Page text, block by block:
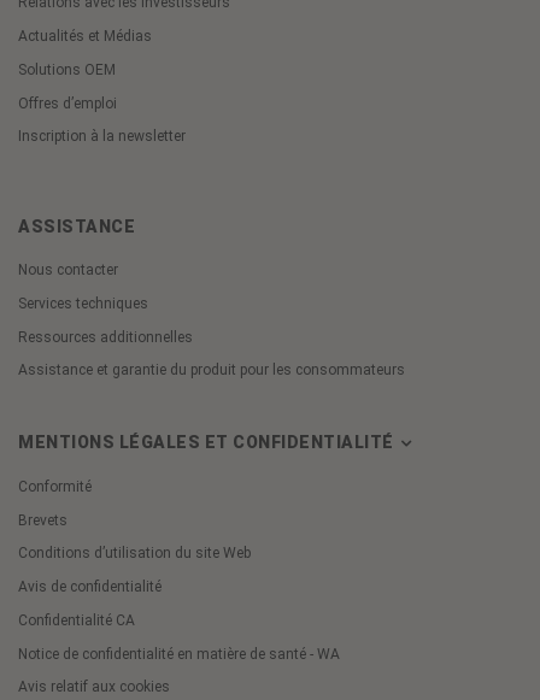
Actualités et Médias
Solutions OEM
Offres d’emploi
Inscription à la newsletter
ASSISTANCE
Nous contacter
Services techniques
Ressources additionnelles
Assistance et garantie du produit pour les consommateurs
MENTIONS LÉGALES ET CONFIDENTIALITÉ
Conformité
Brevets
Conditions d’utilisation du site Web
Avis de confidentialité
Confidentialité CA
Notice de confidentialité en matière de santé - WA
Avis relatif aux cookies